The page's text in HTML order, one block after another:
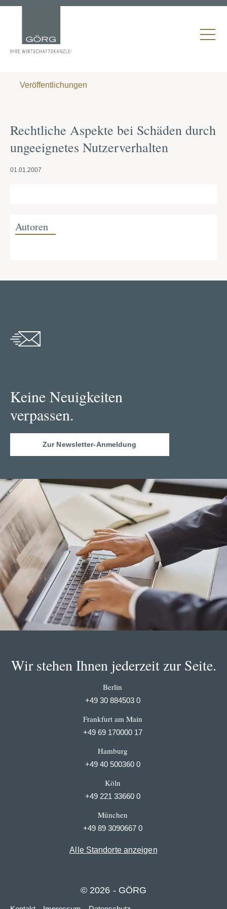
Veröffentlichungen
Rechtliche Aspekte bei Schäden durch
ungeeignetes Nutzerverhalten
01.01.2007
Autoren
Keine Neuigkeiten
verpassen.
Zur Newsletter-Anmeldung
Wir stehen Ihnen jederzeit zur Seite.
Berlin
+49 30 884503 0
Frankfurt am Main
+49 69 170000 17
Hamburg
+49 40 500360 0
Köln
+49 221 33660 0
München
+49 89 3090667 0
Alle Standorte anzeigen
© 2026 - GÖRG